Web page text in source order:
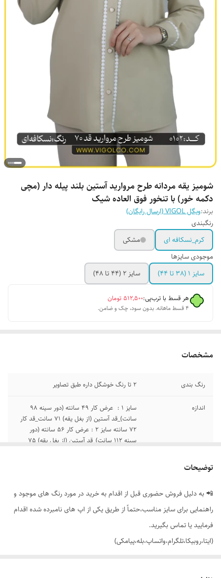
شومیز یقه مردانه طرح مروارید آستین بلند پیله دار (مچی
دکمه خور) با تنخور فوق العاده شیک
برند:ویگل VIGOL (ارسال رایگان)
رنگبندی
کرم_نسکافه ای
مشکی
موجودی سایزها
سایز 1 (38 تا 44)
سایز 2 (44 تا 48)
هر قسط با ترب‌پی:۵۱۲٬۵۰۰ تومان
۴ قسط ماهانه. بدون سود، چک و ضامن.
مشخصات
رنگ بندی 2 تا رنگ خوشگل داره طبق تصاویر
اندازه
سایز 1 : عرض کار 49 سانته (دور سینه 98
سانت)_قد آستین (از بغل یقه) 71 سانت_قد کار
72 سانته سایز 2 : عرض کار 56 سانته (دور
سینه 112 سانت)_قد آستین (از بغل یقه) 75
توضیحات
📲 به دلیل فروش حضوری قبل از اقدام به خرید در مورد رنگ های موجود و
راهنمایی برای سایز مناسب،حتماً از طریق یکی از اپ های نامبرده شده اقدام
فرمایید یا تماس بگیرید.
(ایتا،روبیکا،تلگرام،واتساپ،بله،پیامکی)